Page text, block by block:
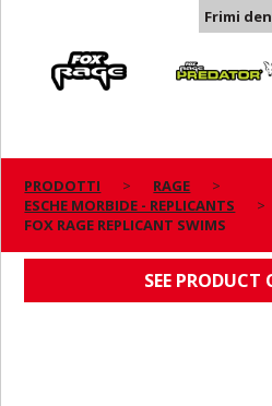
Frimi
Predator
PRODOTTI
RAGE
ESCHE MORBIDE - REPLICANTS
FOX RAGE REPLICANT SWIMS
FOX RAGE REPLICANT
SEE PRODUCT